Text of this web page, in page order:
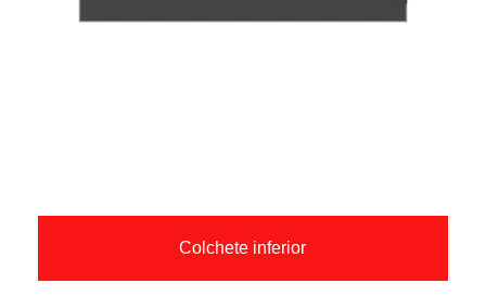
Colchete inferior